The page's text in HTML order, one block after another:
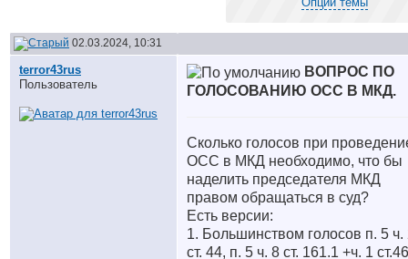
02.03.2024, 10:31
terror43rus
Пользователь
ВОПРОС ПО
ГОЛОСОВАНИЮ ОСС В МКД.
Сколько голосов при
ОСС в МКД необходимо, что бы
наделить председателя МКД
правом обращаться в суд?
Есть версии:
1. Большинством голосов п. 5 ч.
ст. 44, п. 5 ч. 8 ст. 161.1 +ч. 1 ст.46